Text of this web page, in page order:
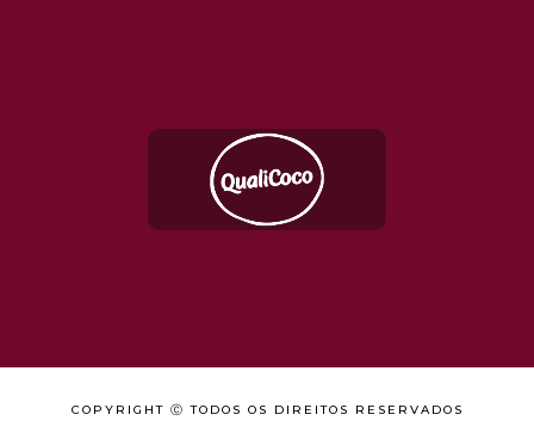
COPYRIGHT Ⓒ TODOS OS DIREITOS RESERVADOS